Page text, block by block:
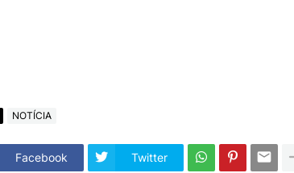
NOTÍCIA
Facebook Twitter